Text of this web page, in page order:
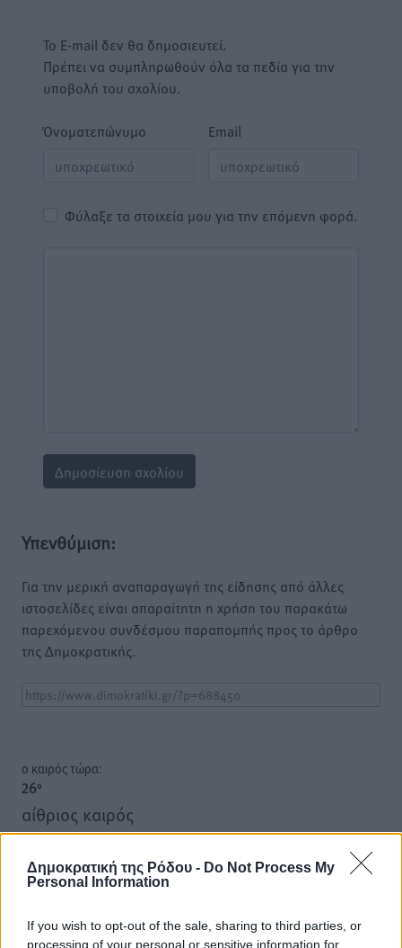
Δημοκρατική της Ρόδου - Do Not Process My
Personal Information
If you wish to opt-out of the sale, sharing to third parties, or
processing of your personal or sensitive information for
Το E-mail δεν θα δημοσιευτεί.
Πρέπει να συμπληρωθούν όλα τα πεδία για την
υποβολή του σχολίου.
Όνοματεπώνυμο Email
Φύλαξε τα στοιχεία μου για την επόμενη φορά.
Υπενθύμιση:
Για την μερική αναπαραγωγή της είδησης από άλλες
ιστοσελίδες είναι απαραίτητη η χρήση του παρακάτω
παρεχόμενου συνδέσμου παραπομπής προς το άρθρο
της Δημοκρατικής.
o καιρός τώρα:
26°
αίθριος καιρός
43%
11km/h
Δ-ΝΔ
06:17